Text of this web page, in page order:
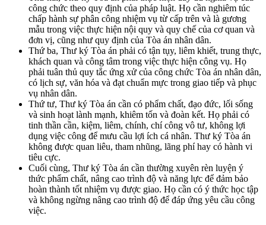
công chức theo quy định của pháp luật. Họ cần nghiêm túc
chấp hành sự phân công nhiệm vụ từ cấp trên và là gương
mẫu trong việc thực hiện nội quy và quy chế của cơ quan và
đơn vị, cũng như quy định của Tòa án nhân dân.
Thứ ba, Thư ký Tòa án phải có tận tụy, liêm khiết, trung thực,
khách quan và công tâm trong việc thực hiện công vụ. Họ
phải tuân thủ quy tắc ứng xử của công chức Tòa án nhân dân,
có lịch sự, văn hóa và đạt chuẩn mực trong giao tiếp và phục
vụ nhân dân.
Thứ tư, Thư ký Tòa án cần có phẩm chất, đạo đức, lối sống
và sinh hoạt lành mạnh, khiêm tốn và đoàn kết. Họ phải có
tinh thần cần, kiệm, liêm, chính, chí công vô tư, không lợi
dụng việc công để mưu cầu lợi ích cá nhân. Thư ký Tòa án
không được quan liêu, tham nhũng, lãng phí hay có hành vi
tiêu cực.
Cuối cùng, Thư ký Tòa án cần thường xuyên rèn luyện ý
thức phẩm chất, nâng cao trình độ và năng lực để đảm bảo
hoàn thành tốt nhiệm vụ được giao. Họ cần có ý thức học tập
và không ngừng nâng cao trình độ để đáp ứng yêu cầu công
việc.